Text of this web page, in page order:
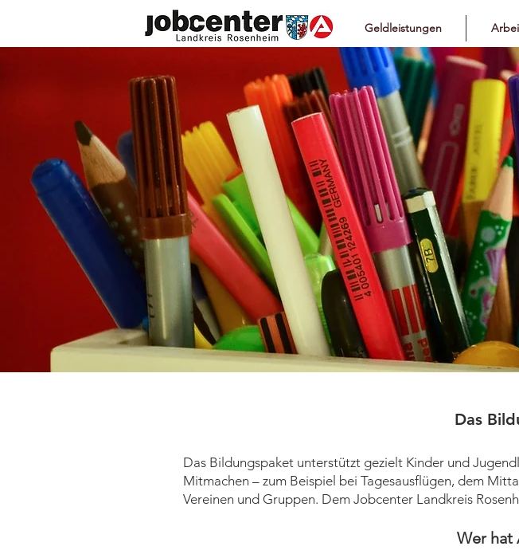
Geldleistungen
Das
Das Bildungspaket unterstützt gezielt Kinder und
Mitmachen – zum Beispiel bei Tagesausflügen, dem
Vereinen und Gruppen. Dem Jobcenter Landkreis
Wer hat